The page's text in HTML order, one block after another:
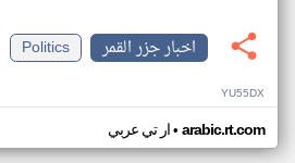
اخبار جزر القمر
Politics
YU55DX
ار تي عربي• arabic.rt.com